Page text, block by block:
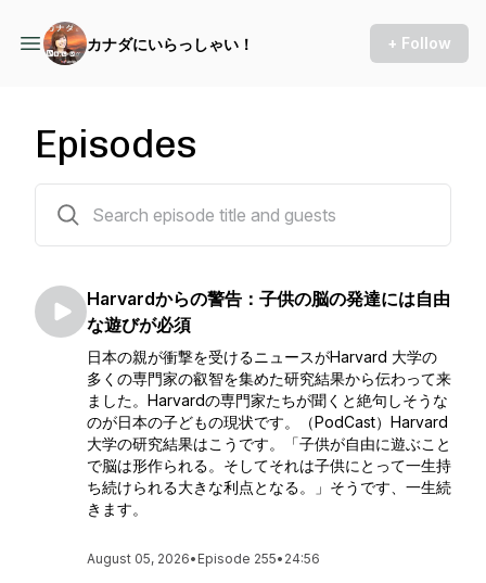
カナダにいらっしゃい！ + Follow
Episodes
Harvardからの警告：子供の脳の発達には自由
な遊びが必須
日本の親が衝撃を受けるニュースがHarvard 大学の
多くの専門家の叡智を集めた研究結果から伝わって来
ました。Harvardの専門家たちが聞くと絶句しそうな
のが日本の子どもの現状です。（PodCast）Harvard
大学の研究結果はこうです。「子供が自由に遊ぶこと
で脳は形作られる。そしてそれは子供にとって一生持
ち続けられる大きな利点となる。」そうです、一生続
きます。
August 05, 2026• Episode 255• 24:56